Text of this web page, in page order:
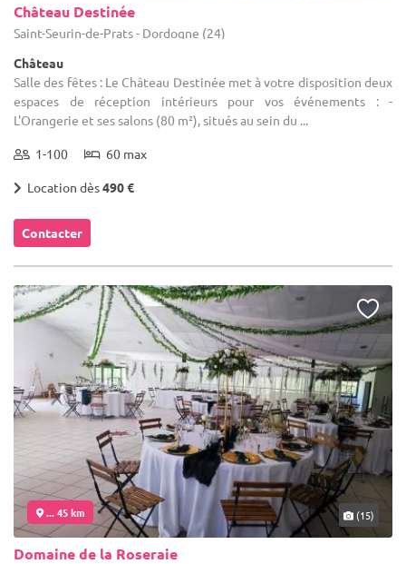
Château Destinée
Saint-Seurin-de-Prats - Dordogne (24)
Château
Salle des fêtes : Le Château Destinée met à votre disposition deux
espaces de réception intérieurs pour vos événements : -
L'Orangerie et ses salons (80 m²), situés au sein du ...
1-100 60 max
Location dès490 €
Contacter
... 45 km (15)
Domaine de la Roseraie